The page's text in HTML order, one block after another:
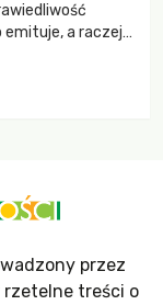
a raczej
przez
rzetelne treści o